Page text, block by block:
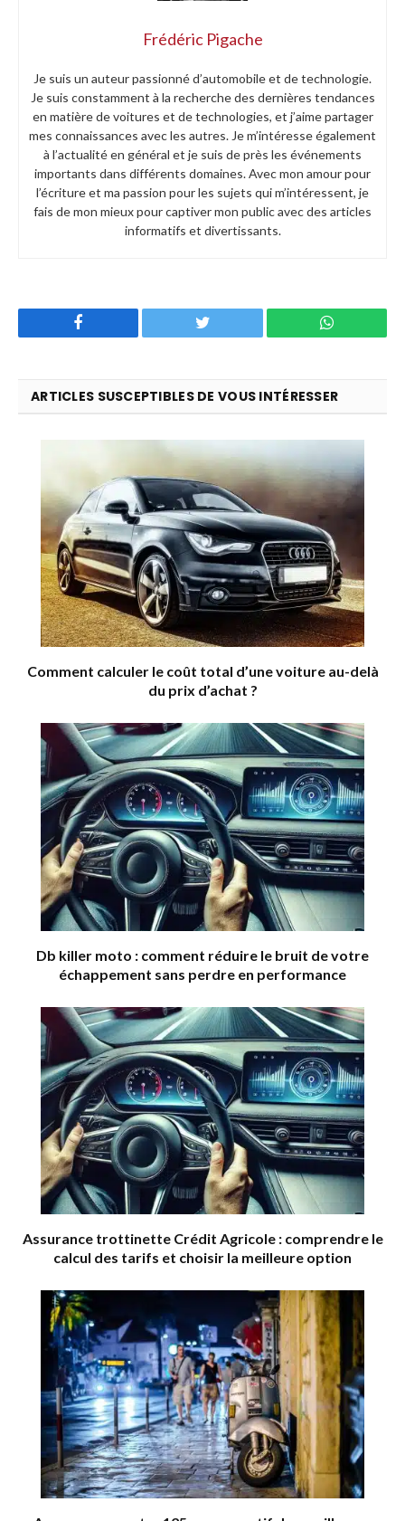
Frédéric Pigache
Je suis un auteur passionné d’automobile et de technologie.
Je suis constamment à la recherche des dernières tendances
en matière de voitures et de technologies, et j’aime partager
mes connaissances avec les autres. Je m’intéresse également
à l’actualité en général et je suis de près les événements
importants dans différents domaines. Avec mon amour pour
l’écriture et ma passion pour les sujets qui m’intéressent, je
fais de mon mieux pour captiver mon public avec des articles
informatifs et divertissants.
Twitter WhatsApp
ARTICLES SUSCEPTIBLES DE VOUS INTÉRESSER
Comment calculer le coût total d’une voiture au-delà
du prix d’achat ?
Db killer moto : comment réduire le bruit de votre
échappement sans perdre en performance
Assurance trottinette Crédit Agricole : comprendre le
calcul des tarifs et choisir la meilleure option